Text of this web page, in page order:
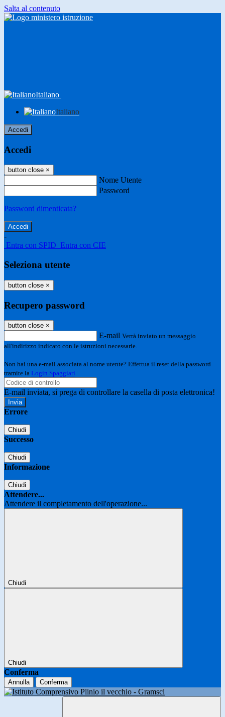
Salta al contenuto
Italiano
Italiano
Accedi
Accedi
button close ×
Nome Utente
Password
Password dimenticata?
-
Entra con SPID Entra con CIE
Seleziona utente
button close ×
Recupero password
button close ×
E-mail Verrà inviato un messaggio
all'indirizzo indicato con le istruzioni necessarie.
Non hai una e-mail associata al nome utente? Effettua il reset della password
tramite la Login Spaggiari
E-mail inviata, si prega di controllare la casella di posta elettronica!
Errore
Chiudi
Successo
Chiudi
Informazione
Chiudi
Attendere...
Attendere il completamento dell'operazione...
Chiudi
Chiudi
Conferma
Annulla Conferma